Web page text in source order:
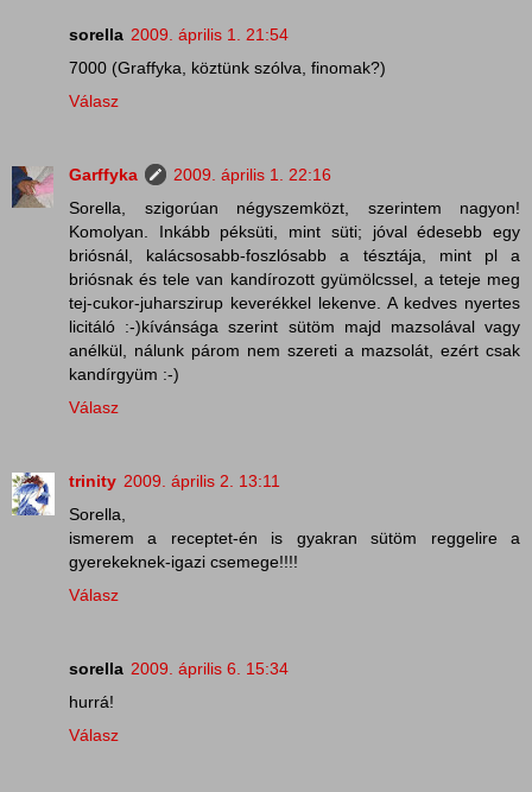
sorella 2009. április 1. 21:54
7000 (Graffyka, köztünk szólva, finomak?)
Válasz
Garffyka
2009. április 1. 22:16
Sorella, szigorúan négyszemközt, szerintem nagyon!
Komolyan. Inkább péksüti, mint süti; jóval édesebb egy
briósnál, kalácsosabb-foszlósabb a tésztája, mint pl a
briósnak és tele van kandírozott gyümölcssel, a teteje meg
tej-cukor-juharszirup keverékkel lekenve. A kedves nyertes
licitáló :-)kívánsága szerint sütöm majd mazsolával vagy
anélkül, nálunk párom nem szereti a mazsolát, ezért csak
kandírgyüm :-)
Válasz
trinity 2009. április 2. 13:11
Sorella,
ismerem a receptet-én is gyakran sütöm reggelire a
gyerekeknek-igazi csemege!!!!
Válasz
sorella 2009. április 6. 15:34
hurrá!
Válasz